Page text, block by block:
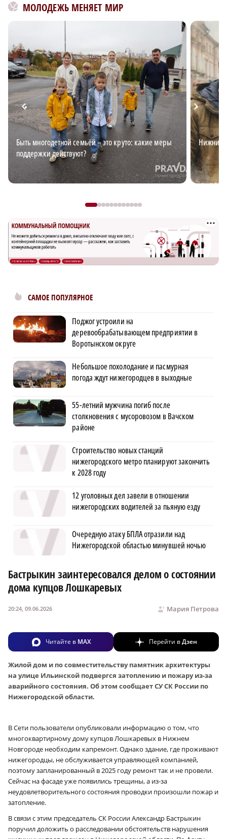
МОЛОДЕЖЬ МЕНЯЕТ МИР
Быть многодетной семьёй – это круто: какие меры
поддержки действуют?
Нижний
САМОЕ ПОПУЛЯРНОЕ
Поджог устроили на
деревообрабатывающем предприятии в
Воротынском округе
Небольшое похолодание и пасмурная
погода ждут нижегородцев в выходные
55-летний мужчина погиб после
столкновения с мусоровозом в Вачском
районе
Строительство новых станций
нижегородского метро планируют закончить
к 2028 году
12 уголовных дел завели в отношении
нижегородских водителей за пьяную езду
Очередную атаку БПЛА отразили над
Нижегородской областью минувшей ночью
Бастрыкин заинтересовался делом о состоянии
дома купцов Лошкаревых
Мария Петрова
20:24, 09.06.2026
Читайте в MAX Перейти вДзен
Жилой дом и по совместительству памятник архитектуры
на улице Ильинской подвергся затоплению и пожару из-за
аварийного состояния. Об этом сообщает СУ СК России по
Нижегородской области.
В Сети пользователи опубликовали информацию о том, что
многоквартирному дому купцов Лошкаревых в Нижнем
Новгороде необходим капремонт. Однако здание, где проживают
нижегородцы, не обслуживается управляющей компанией,
поэтому запланированный в 2025 году ремонт так и не провели.
Сейчас на фасаде уже появились трещины, а из-за
неудовлетворительного состояния проводки произошли пожар и
затопление.
В связи с этим председатель СК России Александр Бастрыкин
поручил доложить о расследовании обстоятельств нарушения